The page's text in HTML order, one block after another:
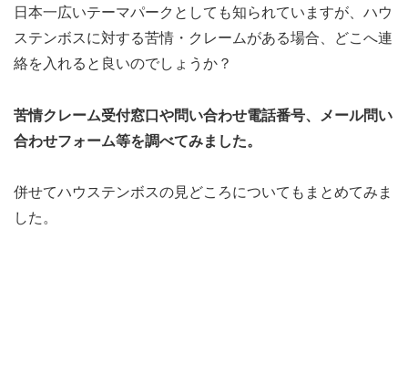
日本一広いテーマパークとしても知られていますが、ハウ
ステンボスに対する苦情・クレームがある場合、どこへ連
絡を入れると良いのでしょうか？
苦情クレーム受付窓口や問い合わせ電話番号、メール問い
合わせフォーム等を調べてみました。
併せてハウステンボスの見どころについてもまとめてみま
した。